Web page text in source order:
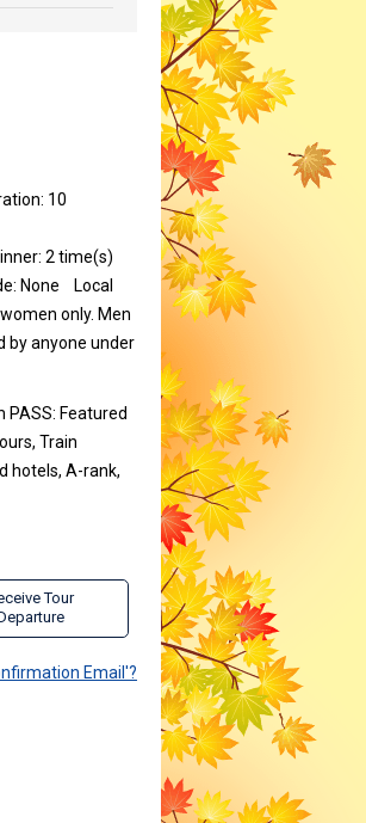
10
2 time(s)
None
Local
only. Men
by anyone under
PASS: Featured
Train
hotels, A-rank,
Tour
Email'?